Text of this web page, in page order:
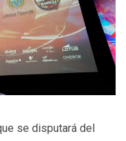
se disputará del